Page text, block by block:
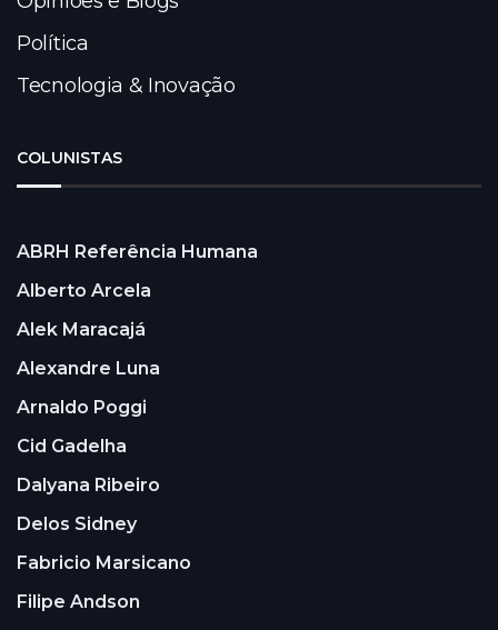
Política
Tecnologia & Inovação
COLUNISTAS
ABRH Referência Humana
Alberto Arcela
Alek Maracajá
Alexandre Luna
Arnaldo Poggi
Cid Gadelha
Dalyana Ribeiro
Delos Sidney
Fabricio Marsicano
Filipe Andson